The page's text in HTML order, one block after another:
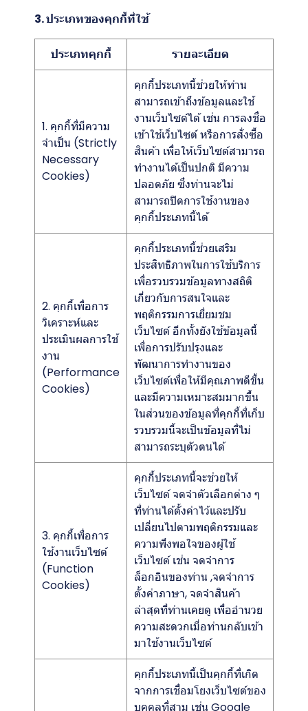
3. ประเภทของคุกกี้ที่ใช้
ประเภทคุกกี้ รายละเอียด
1. คุกกี้ที่มีความ
จำเป็น (Strictly
Necessary
Cookies)
คุกกี้ประเภทนี้ช่วยให้ท่าน
สามารถเข้าถึงข้อมูลและใช้
งานเว็บไซต์ได้ เช่น การลงชื่อ
เข้าใช้เว็บไซต์ หรือการสั่งซื้อ
สินค้า เพื่อให้เว็บไซต์สามารถ
ทำงานได้เป็นปกติ มีความ
ปลอดภัย ซึ่งท่านจะไม่
สามารถปิดการใช้งานของ
คุกกี้ประเภทนี้ได้
2. คุกกี้เพื่อการ
วิเคราะห์และ
ประเมินผลการใช้
งาน
(Performance
Cookies)
คุกกี้ประเภทนี้ช่วยเสริม
ประสิทธิภาพในการใช้บริการ
เพื่อรวบรวมข้อมูลทางสถิติ
เกี่ยวกับการสนใจและ
พฤติกรรมการเยี่ยมชม
เว็บไซต์ อีกทั้งยังใช้ข้อมูลนี้
เพื่อการปรับปรุงและ
พัฒนาการทำงานของ
เว็บไซต์เพื่อให้มีคุณภาพดีขึ้น
และมีความเหมาะสมมากขึ้น
ในส่วนของข้อมูลที่คุกกี้ที่เก็บ
รวบรวมนี้จะเป็นข้อมูลที่ไม่
สามารถระบุตัวตนได้
3. คุกกี้เพื่อการ
ใช้งานเว็บไซต์
(Function
Cookies)
คุกกี้ประเภทนี้จะช่วยให้
เว็บไซต์ จดจำตัวเลือกต่าง ๆ
ที่ท่านได้ตั้งค่าไว้และปรับ
เปลี่ยนไปตามพฤติกรรมและ
ความพึงพอใจของผู้ใช้
เว็บไซต์ เช่น จดจำการ
ล็อกอินของท่าน ,จดจำการ
ตั้งค่าภาษา, จดจำสินค้า
ล่าสุดที่ท่านเคยดู เพื่ออำนวย
ความสะดวกเมื่อท่านกลับเข้า
มาใช้งานเว็บไซต์
คุกกี้ประเภทนี้เป็นคุกกี้ที่เกิด
จากการเชื่อมโยงเว็บไซต์ของ
บุคคลที่สาม เช่น Google